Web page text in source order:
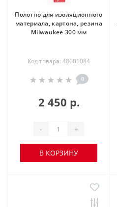
Полотно для изоляционного
материала, картона, резина
Milwaukee 300 мм
Код товара: 48001084
0
2 450 р.
- +
В КОРЗИНУ